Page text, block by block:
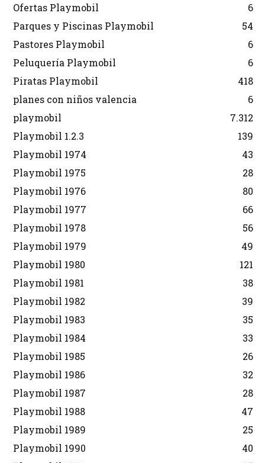
Ofertas Playmobil
6
Parques y Piscinas Playmobil
54
Pastores Playmobil
6
Peluquería Playmobil
6
Piratas Playmobil
418
planes con niños valencia
6
playmobil
7.312
Playmobil 1.2.3
139
Playmobil 1974
43
Playmobil 1975
28
Playmobil 1976
80
Playmobil 1977
66
Playmobil 1978
56
Playmobil 1979
49
Playmobil 1980
121
Playmobil 1981
38
Playmobil 1982
39
Playmobil 1983
35
Playmobil 1984
33
Playmobil 1985
26
Playmobil 1986
32
Playmobil 1987
28
Playmobil 1988
47
Playmobil 1989
25
Playmobil 1990
40